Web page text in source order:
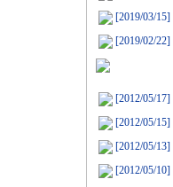
[2019/03/15]
[2019/02/22]
[2012/05/17]
[2012/05/15]
[2012/05/13]
[2012/05/10]